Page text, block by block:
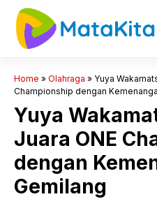
Langsung
Home » Olahraga » Yuya
Championship dengan
Yuya
Juara ONE
dengan
Gemilang